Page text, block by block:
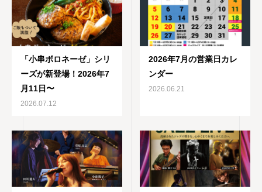
「小串ボロネーゼ」シリ
ーズが新登場！2026年7
月11日〜
2026.07.12
2026年7月の営業日カレ
ンダー
2026.06.21